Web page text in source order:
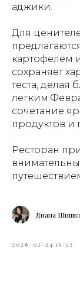
аджики.
Для
картофелем
сохраняет
теста,
сочетание
продуктов и
Ресторан
Диана
2026-02-24 16:52